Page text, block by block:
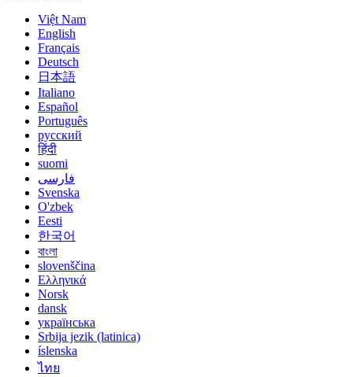
Việt Nam
English
Français
Deutsch
日本語
Italiano
Español
Português
русский
हिंदी
suomi
فارسی
Svenska
O'zbek
Eesti
한국어
বাংলা
slovenščina
Ελληνικά
Norsk
dansk
українська
Srbija jezik (latinica)
íslenska
ไทย